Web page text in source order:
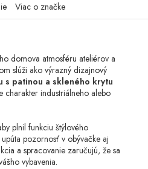
Viac o značke
domova atmosféru ateliérov a
slúži ako výrazný dizajnový
s patinou a skleného krytu
charakter industriálneho alebo
plnil funkciu štýlového
pozornosť v obývačke aj
a spracovanie zaručujú, že sa
vybavenia.